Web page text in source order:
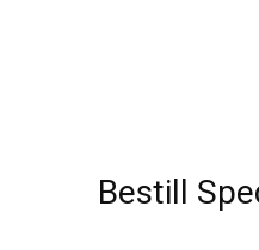
Bestill